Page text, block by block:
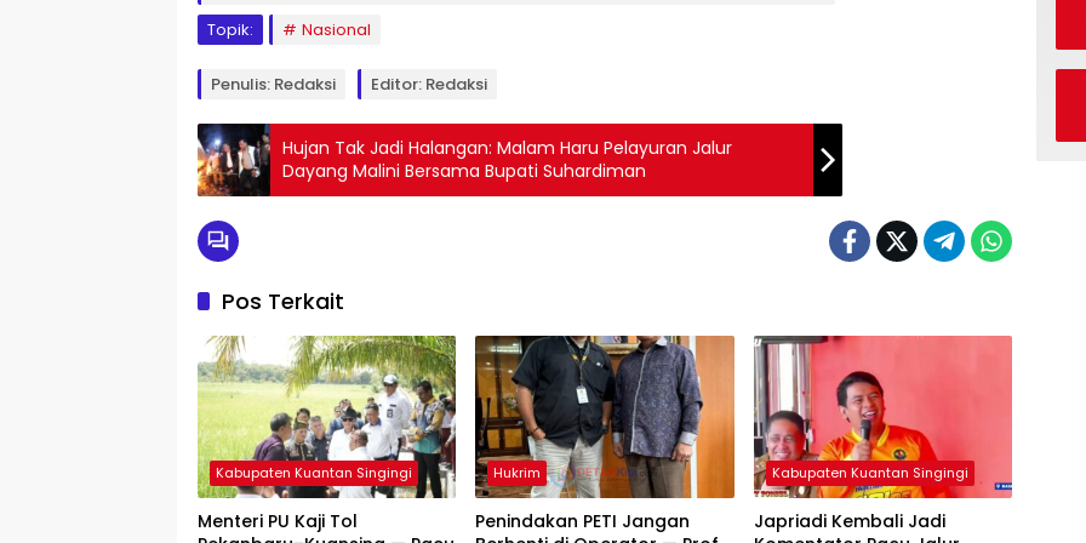
Topik:
Nasional
Penulis: Redaksi Editor: Redaksi
Hujan Tak Jadi Halangan: Malam Haru Pelayuran Jalur
Dayang Malini Bersama Bupati Suhardiman
Pos Terkait
Kabupaten Kuantan Singingi
Menteri PU Kaji Tol
Hukrim
Penindakan PETI Jangan
Kabupaten Kuantan Singingi
Japriadi Kembali Jadi